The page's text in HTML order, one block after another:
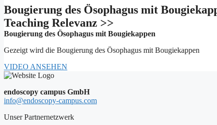
Bougierung des Ösophagus mit
Teaching Relevanz >>
Bougierung des Ösophagus mit Bougiekappen
Gezeigt wird die Bougierung des Ösophagus mit Bougiekappen
VIDEO ANSEHEN
endoscopy campus GmbH
info@endoscopy-campus.com
Unser Partnernetzwerk